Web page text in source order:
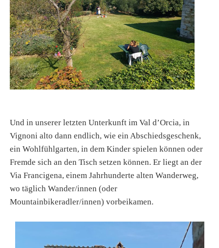
Und in unserer letzten Unterkunft im Val d’Orcia, in
Vignoni alto dann endlich, wie ein Abschiedsgeschenk,
ein Wohlfühlgarten, in dem Kinder spielen können oder
Fremde sich an den Tisch setzen können. Er liegt an der
Via Francigena, einem Jahrhunderte alten Wanderweg,
wo täglich Wander/innen (oder
Mountainbikeradler/innen) vorbeikamen.